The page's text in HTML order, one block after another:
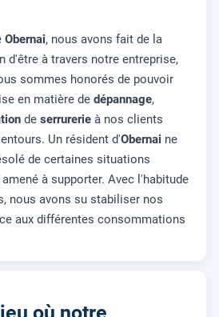
Obernai, nous avons fait de la
d'être à travers notre entreprise,
sommes honorés de pouvoir
en matière de dépannage,
de serrurerie à nos clients
Un résident d'Obernai ne
de certaines situations
à supporter. Avec l'habitude
nous avons su stabiliser nos
aux différentes consommations